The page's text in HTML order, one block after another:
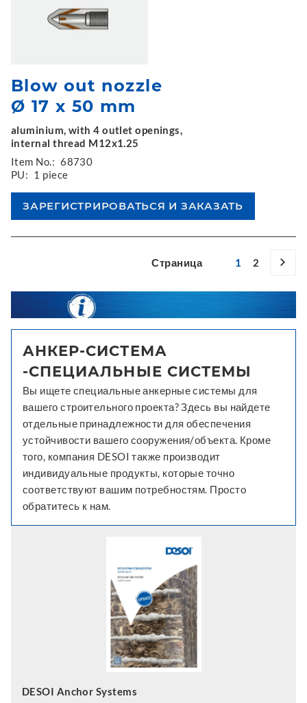
Blow out nozzle
Ø 17 x 50 mm
aluminium, with 4 outlet openings,
internal thread M12x1.25
Item No.: 68730
PU: 1 piece
Страница 1 2
АНКЕР-СИСТЕМА
-СПЕЦИАЛЬНЫЕ СИСТЕМЫ
Вы ищете специальные анкерные системы для
вашего строительного проекта? Здесь вы найдете
отдельные принадлежности для обеспечения
устойчивости вашего сооружения/объекта. Кроме
того, компания DESOI также производит
индивидуальные продукты, которые точно
соответствуют вашим потребностям. Просто
обратитесь к нам.
DESOI Anchor Systems